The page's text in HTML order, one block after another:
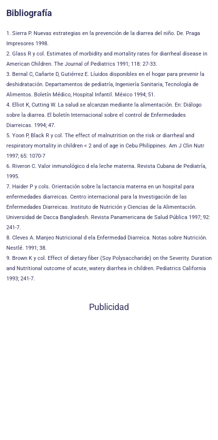
Bibliografía
1. Sierra P. Nuevas estrategias en la prevención de la diarrea del niño. De. Praga
Impresores 1998.
2. Glass R y col. Estimates of morbidity and mortality rates for diarrheal disease in
American Children. The Journal of Pediatrics 1991; 118: 27-33.
3. Bernal C, Cañarte D, Gutiérrez E. Líuidos disponibles en el hogar para prevenir la
deshidratación. Departamentos de pediatría, Ingeniería Sanitaria, Tecnología de
Alimentos. Boletín Médico, Hospital Infantil. México 1994; 51.
4. Elliot K, Cutting W. La salud se alcanzan mediante la alimentación. En: Diálogo
sobre la diarrea. El boletín Internacional sobre el control de Enfermedades
Diarreicas. 1994; 47.
5. Yoon P, Black R y col. The effect of malnutrition on the risk or diarrheal and
respiratory mortality in children < 2 and of age in Cebu Philippines. Am J Clin Nutr
1997; 65: 1070-7
6. Riveron C. Valor inmunológico d ela leche materna. Revista Cubana de Pediatría,
1995.
7. Haider P y cols. Orientación sobre la lactancia materna en un hospital para
enfermedades diarreicas. Centro internacional para la Investigación de las
Enfermedades Diarreicas. Instituto de Nutrición y Ciencias de la Alimentación.
Universidad de Dacca Bangladesh. Revista Panamericana de Salud Pública 1997; 92:
241-7.
8. Cleves A. Manjeo Nutricional d ela Enfermedad Diarreica. Notas sobre Nutrición.
Nestlé. 1991; 38.
9. Brown K y col. Effect of dietary fiber (Soy Polysaccharide) on the Severity. Duration
and Nutritional outcome of acute, watery diarrhea in children. Pediatrics California
1993; 241-7.
Publicidad